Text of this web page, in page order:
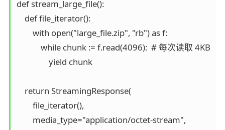
def stream_large_file():
    def file_iterator():
        with open("large_file.zip", "rb") as f:
            while chunk := f.read(4096):  # 每次读取 4KB
                yield chunk
    return StreamingResponse(
        file_iterator(),
        media_type="application/octet-stream",